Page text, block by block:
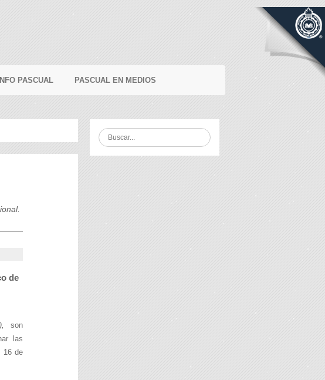
INFO PASCUAL PASCUAL EN MEDIOS
de
son
las
16 de